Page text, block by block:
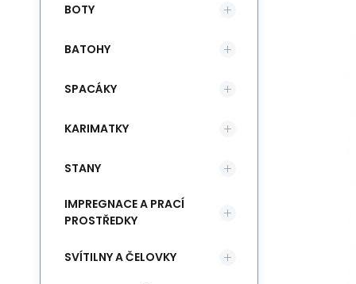
BOTY
BATOHY
SPACÁKY
KARIMATKY
STANY
IMPREGNACE A PRACÍ
PROSTŘEDKY
SVÍTILNY A ČELOVKY